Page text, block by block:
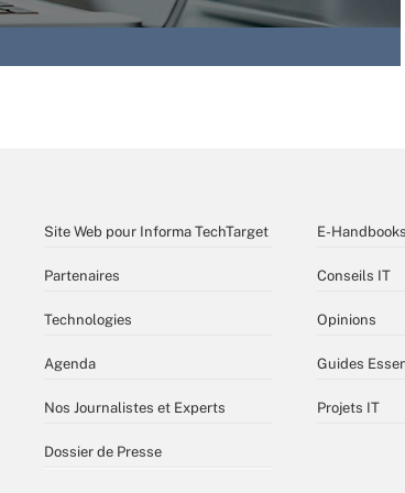
Site Web pour Informa TechTarget
Partenaires
Technologies
Agenda
Nos Journalistes et Experts
Dossier de Presse
E-Handbooks
Conseils IT
Opinions
Guides
Projets IT